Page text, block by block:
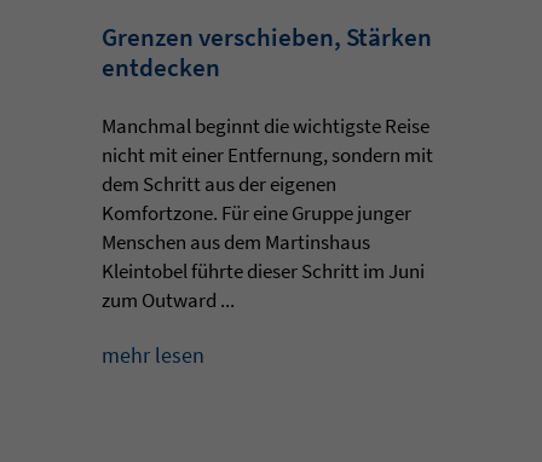
Grenzen verschieben, Stärken
entdecken
Manchmal beginnt die wichtigste Reise
nicht mit einer Entfernung, sondern mit
dem Schritt aus der eigenen
Komfortzone. Für eine Gruppe junger
Menschen aus dem Martinshaus
Kleintobel führte dieser Schritt im Juni
zum Outward ...
mehr lesen